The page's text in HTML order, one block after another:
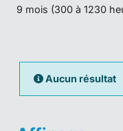
9 mois (300 à 1230
Aucun résultat